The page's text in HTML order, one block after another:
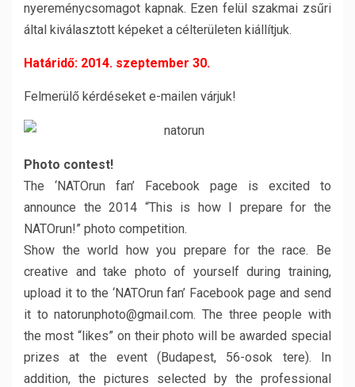
nyereménycsomagot kapnak. Ezen felül szakmai zsűri
által kiválasztott képeket a célterületen kiállítjuk.
Határidő: 2014. szeptember 30.
Felmerülő kérdéseket e-mailen várjuk!
Photo contest!
The ‘NATOrun fan’ Facebook page is excited to
announce the 2014 “This is how I prepare for the
NATOrun!” photo competition.
Show the world how you prepare for the race. Be
creative and take photo of yourself during training,
upload it to the ‘NATOrun fan’ Facebook page and send
it to natorunphoto@gmail.com. The three people with
the most “likes” on their photo will be awarded special
prizes at the event (Budapest, 56-osok tere). In
addition, the pictures selected by the professional